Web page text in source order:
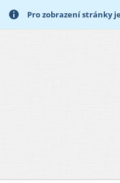
Pro zobrazení stránky